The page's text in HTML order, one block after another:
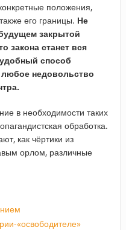
положения,
его границы. Не
закрытой
закона станет вся
способ
любое недовольство
в необходимости таких
обработка.
как чёртики из
орлом, различные
«освободителе»